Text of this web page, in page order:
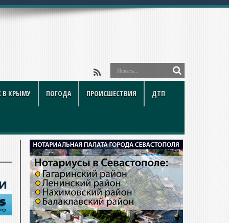
В КРЫМУ ПОГОДА ПРОИСШЕСТВИЯ ДТП